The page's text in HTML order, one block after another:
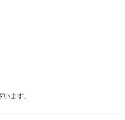
ます。